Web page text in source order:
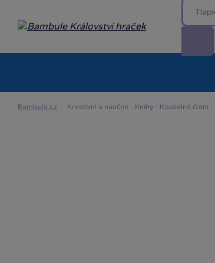
Bambule.cz · Kreativní a naučné · Knihy · Kouzelné čtení ·